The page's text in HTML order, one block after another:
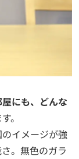
にも、どんな
。
イメージが強
。無色のガラ